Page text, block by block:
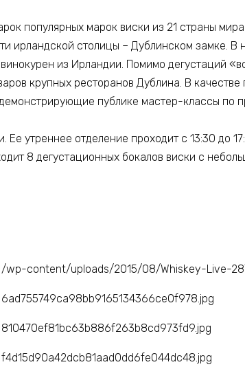
популярных марок виски из 21 страны
ирландской столицы – Дублинском замке.
из Ирландии. Помимо дегустаций
крупных ресторанов Дублина. В
публике мастер-классы по
утреннее отделение проходит с 13:30 до
8 дегустационных бокалов виски с